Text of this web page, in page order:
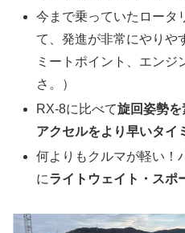
今まで乗っていたロータ
て、発進が非常にやりや
ミートポイント、エンジ
さ。）
RX-8に比べて旋回姿勢
アクセルをより早いタイ
何よりもクルマが軽い！
にライトウェイト・スポ